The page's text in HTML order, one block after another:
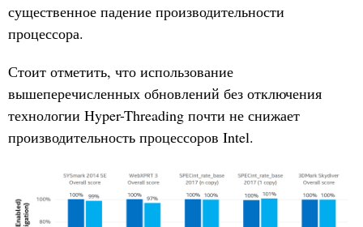
существенное падение производительности
процессора.
Стоит отметить, что использование
вышеперечисленных обновлений без отключения
технологии Hyper-Threading почти не снижает
производительность процессоров Intel.